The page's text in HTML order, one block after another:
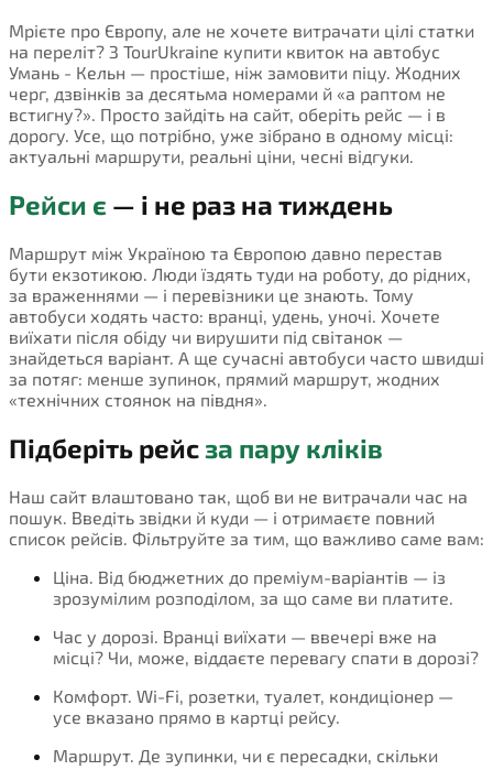
Мрієте про Європу, але не хочете витрачати цілі статки
на переліт? З TourUkraine купити квиток на автобус
Умань - Кельн — простіше, ніж замовити піцу. Жодних
черг, дзвінків за десятьма номерами й «а раптом не
встигну?». Просто зайдіть на сайт, оберіть рейс — і в
дорогу. Усе, що потрібно, уже зібрано в одному місці:
актуальні маршрути, реальні ціни, чесні відгуки.
Рейси є — і не раз на тиждень
Маршрут між Україною та Європою давно перестав
бути екзотикою. Люди їздять туди на роботу, до рідних,
за враженнями — і перевізники це знають. Тому
автобуси ходять часто: вранці, удень, уночі. Хочете
виїхати після обіду чи вирушити під світанок —
знайдеться варіант. А ще сучасні автобуси часто швидші
за потяг: менше зупинок, прямий маршрут, жодних
«технічних стоянок на півдня».
Підберіть рейсза пару кліків
Наш сайт влаштовано так, щоб ви не витрачали час на
пошук. Введіть звідки й куди — і отримаєте повний
список рейсів. Фільтруйте за тим, що важливо саме вам:
Ціна. Від бюджетних до преміум-варіантів — із
зрозумілим розподілом, за що саме ви платите.
Час у дорозі. Вранці виїхати — ввечері вже на
місці? Чи, може, віддаєте перевагу спати в дорозі?
Комфорт. Wi-Fi, розетки, туалет, кондиціонер —
усе вказано прямо в картці рейсу.
Маршрут. Де зупинки, чи є пересадки, скільки